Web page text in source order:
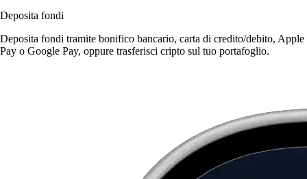
Deposita fondi
Deposita fondi tramite bonifico bancario, carta di credito/debito, Apple
Pay o Google Pay, oppure trasferisci cripto sul tuo portafoglio.